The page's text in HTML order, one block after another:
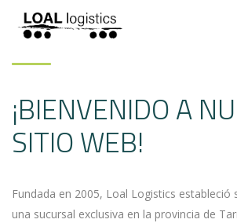
¡BIENVENIDO A
SITIO WEB!
Fundada en 2005, Loal Logistics estableció
una sucursal exclusiva en la provincia de